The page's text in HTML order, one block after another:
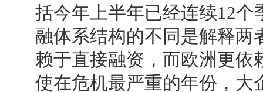
括今年上半年已经连续12
融体系结构的不同是解释两
赖于直接融资，而欧洲更依
使在危机最严重的年份，大